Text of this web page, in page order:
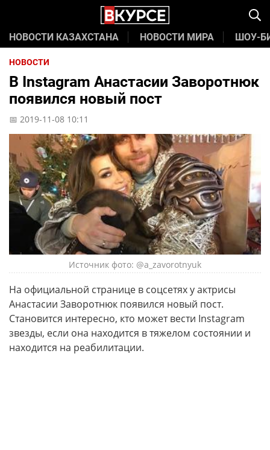
НОВОСТИ КАЗАХСТАНА НОВОСТИ МИРА ШОУ-
НОВОСТИ
В Instagram Анастасии Заворотнюк
появился новый пост
📅 2019-11-08 10:11
Источник фото: @a_zavorotnyuk
На официальной странице в соцсетях у актрисы
Анастасии Заворотнюк появился новый пост.
Становится интересно, кто может вести Instagram
звезды, если она находится в тяжелом состоянии и
находится на реабилитации.